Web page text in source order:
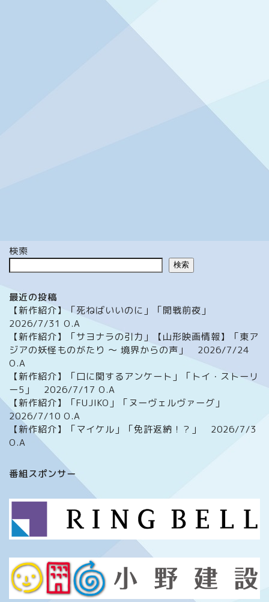
検索
検索
最近の投稿
【新作紹介】「死ねばいいのに」「開戦前夜」
2026/7/31 O.A
【新作紹介】「サヨナラの引力」【山形映画情報】「東ア
ジアの妖怪ものがたり ～ 境界からの声」 2026/7/24
O.A
【新作紹介】「口に関するアンケート」「トイ・ストーリ
ー5」 2026/7/17 O.A
【新作紹介】「FUJIKO」「ヌーヴェルヴァーグ」
2026/7/10 O.A
【新作紹介】「マイケル」「免許返納！？」 2026/7/3
O.A
番組スポンサー
番組について
メッセージフォーム
イベント情報